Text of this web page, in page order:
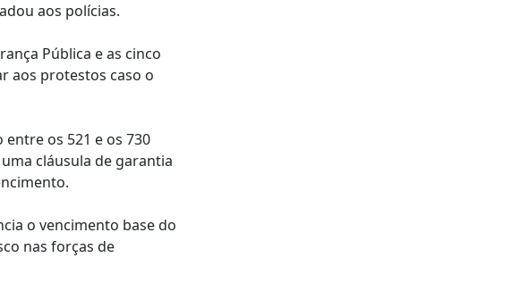
aos polícias.
Pública e as cinco
aos protestos caso o
os 521 e os 730
cláusula de garantia
o vencimento base do
nas forças de